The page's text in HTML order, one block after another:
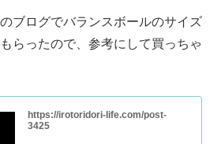
ブログでバランスボールのサイズ
らったので、参考にして買っちゃ
https://irotoridori-life.com/post-
3425